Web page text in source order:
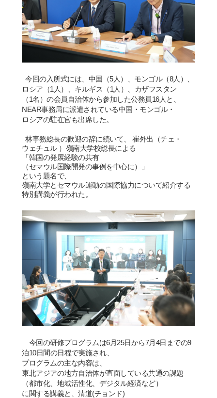
今回の入所式には、中国 （5人）、モンゴル（8人）、
ロシア（1 人）、キルギス（1人）、カザフスタン
（1名）の会員自治体から参加した公務員16人と、
NEAR事務局に派遣されている中国 ・ モンゴル・
ロシアの駐在官も出席した。
林事務総長の歓迎の辞に続いて、 崔外出（チェ ・
ウェチュル ）嶺南大学校総長による
「韓国の発展経験の共有
（セマウル国際開発の事例を中心に）」
という題名で、
嶺南大学とセマウル運動の国際協力について紹介する
特別講義が行われた。
今回の研修プログラムは6月25日から7月4日までの9
泊10日間の日程で実施され、
プログラムの主な内容は、
東北アジアの地方自治体が直面している共通の課題
（都市化、地域活性化、デジタル経済など）
に関する講義と、 清道(チョンド)